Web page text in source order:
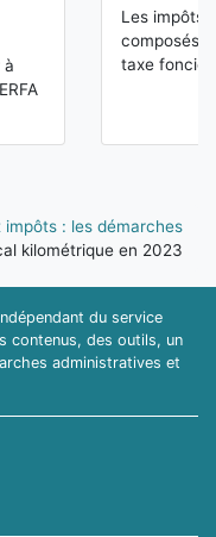
à
Les impôts
composés
taxe
impôts : les démarches
kilométrique en 2023
du service
contenus, des outils, un
administratives et